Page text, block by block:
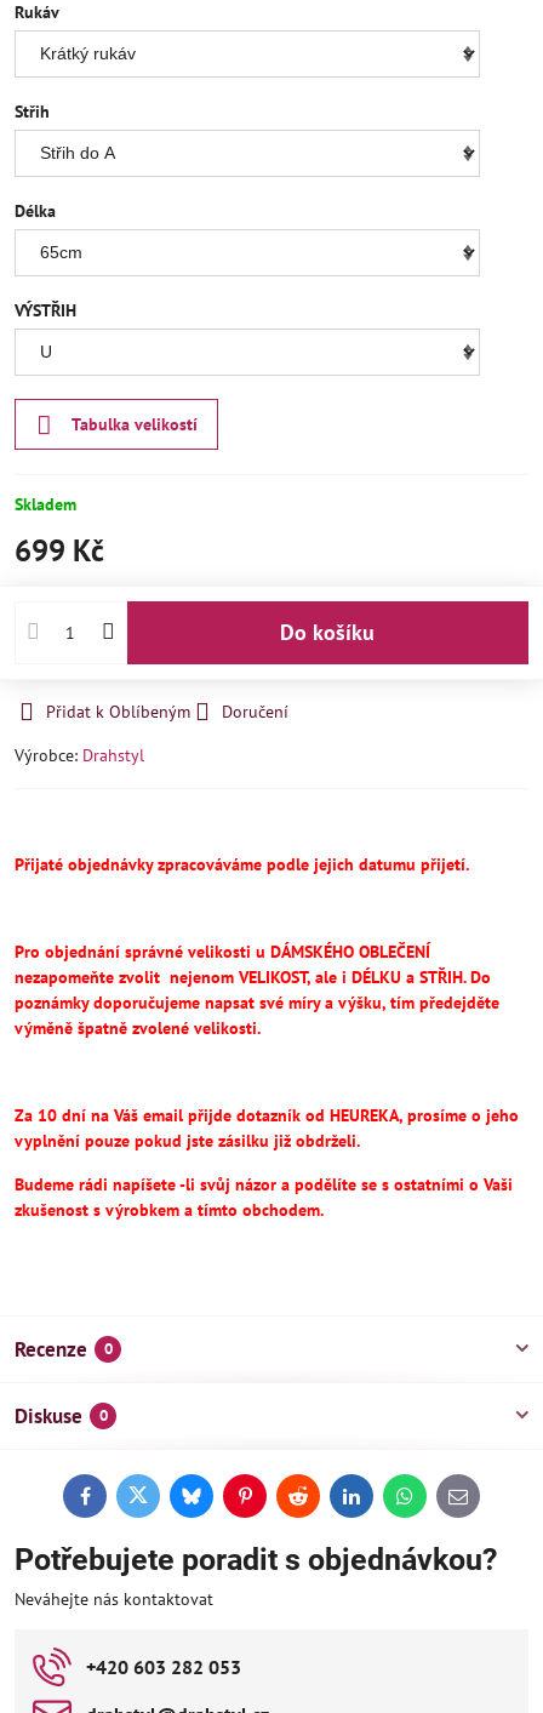
Rukáv
Střih
Délka
VÝSTŘIH
Tabulka velikostí
Skladem
699 Kč
Do košíku
Přidat k Oblíbeným
Doručení
Výrobce: Drahstyl
Přijaté objednávky zpracováváme podle jejich datumu přijetí.
Pro objednání správné velikosti u DÁMSKÉHO OBLEČENÍ
nezapomeňte zvolit nejenom VELIKOST, ale i DÉLKU a STŘIH.Do
poznámky doporučujeme napsat své míry a výšku, tím předejděte
výměně špatně zvolené velikosti.
Za 10 dní na Váš email přijde dotazník od HEUREKA, prosíme o jeho
vyplnění pouze pokud jste zásilku již obdrželi.
Budeme rádi napíšete -li svůj názor a podělíte se s ostatními o Vaši
zkušenost s výrobkem a tímto obchodem.
Recenze 0
Diskuse 0
FacebookTwitterBlueskyPinterestReddit LinkedInWhatsApp
E-
mail
Potřebujete poradit s objednávkou?
Neváhejte nás kontaktovat
+420 603 282 053